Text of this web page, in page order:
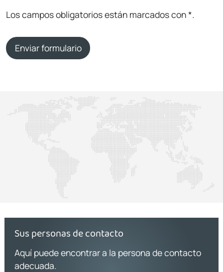
Los campos obligatorios están marcados con *.
Enviar formulario
Sus personas de contacto
Aquí puede encontrar a la persona de contacto
adecuada.